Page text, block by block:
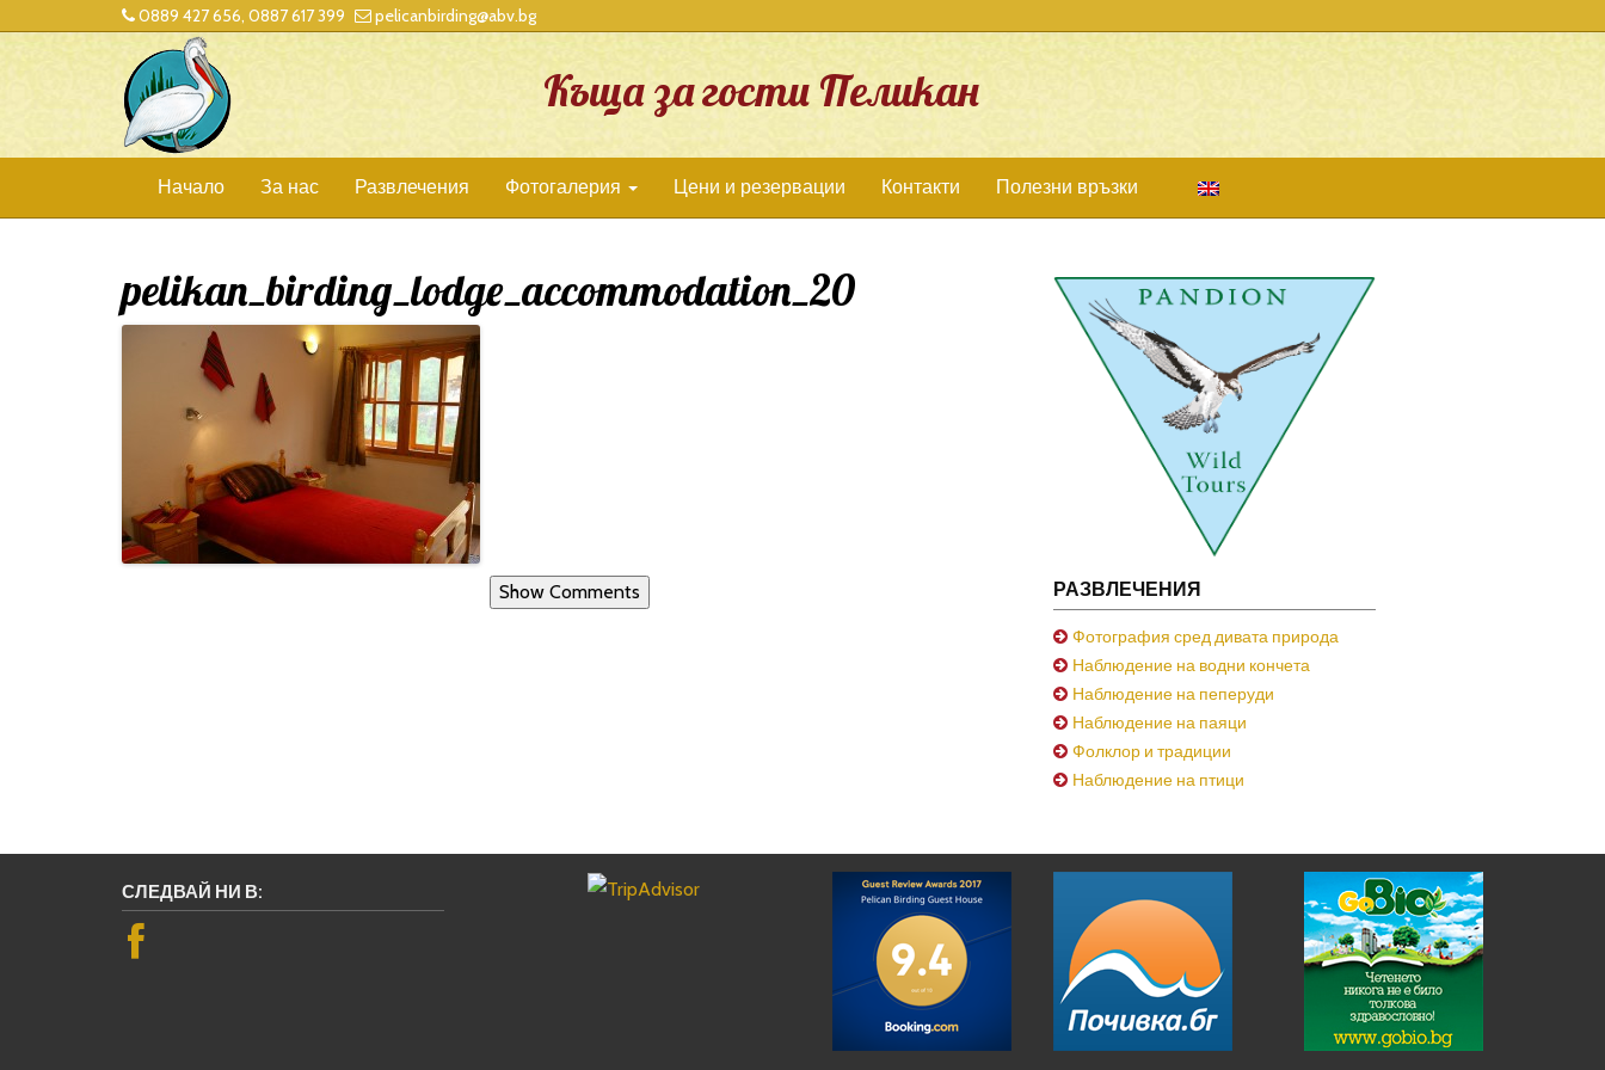
0889 427 656, 0887 617 399 pelicanbirding@abv.bg
Къща за гости Пеликан
Начало За нас Развлечения Фотогалерия Цени и резервации Контакти Полезни връзки
pelikan_birding_lodge_accommodation_20
Show Comments РАЗВЛЕЧЕНИЯ
Фотография сред дивата природа
Наблюдение на водни кончета
Наблюдение на пеперуди
Наблюдение на паяци
Фолклор и традиции
Наблюдение на птици
СЛЕДВАЙ НИ В: